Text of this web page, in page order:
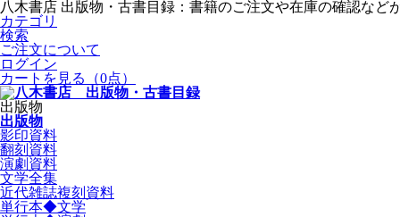
八木書店 出版物・古書目録：書籍のご注文や在庫の確認など
カテゴリ
検索
ご注文について
ログイン
カートを見る
（0点）
出版物
出版物
影印資料
翻刻資料
演劇資料
文学全集
近代雑誌複刻資料
単行本◆文学